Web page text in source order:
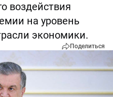
воздействия
на уровень
экономики.
Поделиться